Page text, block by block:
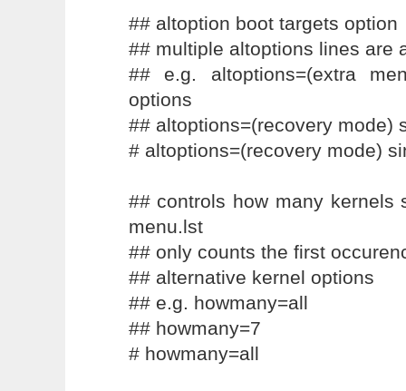
## altoption boot targets option
## multiple altoptions lines are
## e.g. altoptions=(extra
options
## altoptions=(recovery mode)
# altoptions=(recovery mode)
## controls how many kernels
menu.lst
## only counts the first
## alternative kernel options
## e.g. howmany=all
## howmany=7
# howmany=all